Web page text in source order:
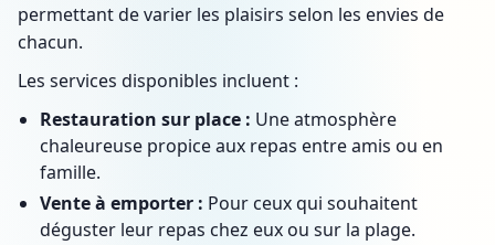
permettant de varier les plaisirs selon les envies de
chacun.
Les services disponibles incluent :
Restauration sur place : Une atmosphère
chaleureuse propice aux repas entre amis ou en
famille.
Vente à emporter : Pour ceux qui souhaitent
déguster leur repas chez eux ou sur la plage.